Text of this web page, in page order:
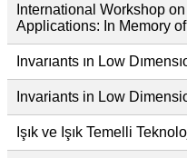
International Workshop
Applications: In Memory
Invarıants ın Low
Invariants in Low
Işık ve Işık Temelli